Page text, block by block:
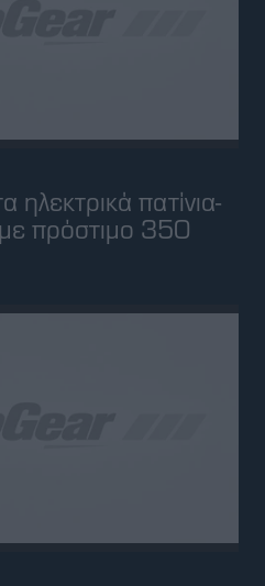
κατεστραμμένη
(video)